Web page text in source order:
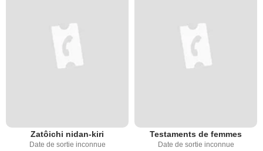
Zatôichi nidan-kiri
Date de sortie inconnue
Testaments de femmes
Date de sortie inconnue